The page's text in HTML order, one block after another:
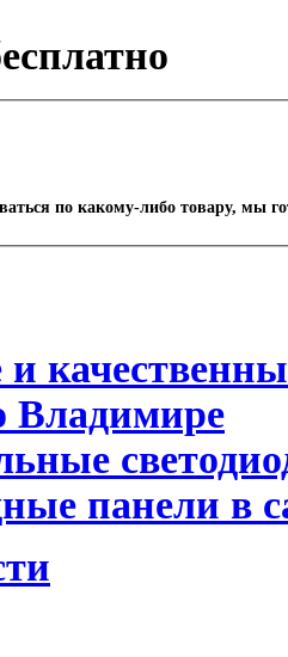
по какому-либо товару, мы
и
Владимире
панели в